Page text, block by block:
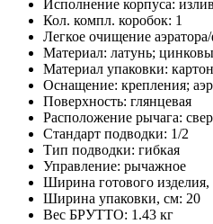
Исполнение корпуса:
Кол. компл. коробок: 1
Легкое очищение
Материал: латунь;
Материал упаковки: картон
Оснащение: крепления;
Поверхность: глянцевая
Расположение рычага:
Стандарт подводки: 1/2
Тип подводки: гибкая
Управление: рычажное
Ширина готового изделия,
Ширина упаковки, см: 20
Вес БРУТТО: 1.43 кг